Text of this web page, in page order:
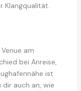
Klangqualität.
am
bei Anreise,
ist
dir auch an, wie